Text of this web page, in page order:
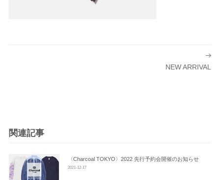
シ
ン
NEW ARRIVAL
関連記事
〈Charcoal TOKYO〉2022 先行予約会開催のお知らせ
2021-12-17